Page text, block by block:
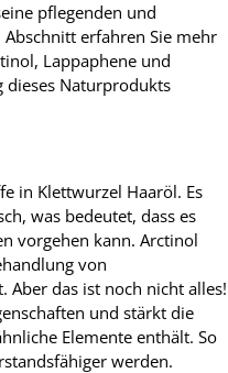
pflegenden und
erfahren Sie mehr
Lappaphene und
dieses Naturprodukts
in Klettwurzel Haaröl. Es
was bedeutet, dass es
vorgehen kann. Arctinol
von
Aber das ist noch nicht alles!
und stärkt die
Elemente enthält. So
werden.